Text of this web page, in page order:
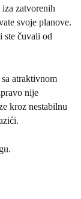
iza zatvorenih
svoje planove.
ste čuvali od
atraktivnom
nije
kroz nestabilnu